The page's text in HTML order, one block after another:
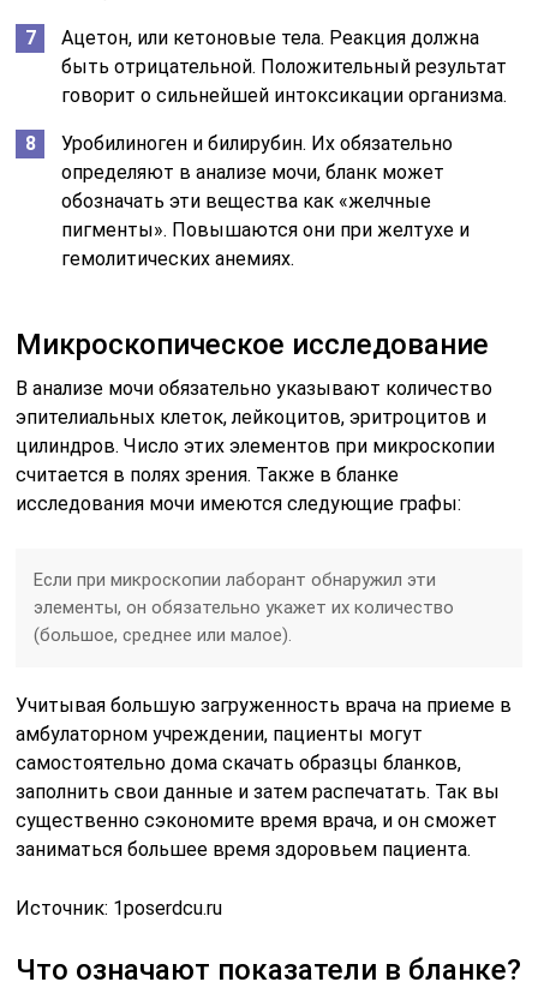
Ацетон, или кетоновые тела. Реакция должна
быть отрицательной. Положительный результат
говорит о сильнейшей интоксикации организма.
Уробилиноген и билирубин. Их обязательно
определяют в анализе мочи, бланк может
обозначать эти вещества как «желчные
пигменты». Повышаются они при желтухе и
гемолитических анемиях.
Микроскопическое исследование
В анализе мочи обязательно указывают количество
эпителиальных клеток, лейкоцитов, эритроцитов и
цилиндров. Число этих элементов при микроскопии
считается в полях зрения. Также в бланке
исследования мочи имеются следующие графы:
Если при микроскопии лаборант обнаружил эти
элементы, он обязательно укажет их количество
(большое, среднее или малое).
Учитывая большую загруженность врача на приеме в
амбулаторном учреждении, пациенты могут
самостоятельно дома скачать образцы бланков,
заполнить свои данные и затем распечатать. Так вы
существенно сэкономите время врача, и он сможет
заниматься большее время здоровьем пациента.
Источник: 1poserdcu.ru
Что означают показатели в бланке?